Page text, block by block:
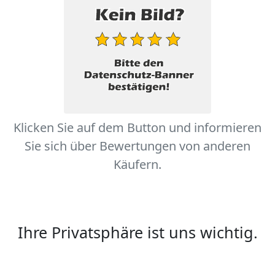
Klicken Sie auf dem Button und informieren
Sie sich über Bewertungen von anderen
Käufern.
Ihre Privatsphäre ist uns wichtig.